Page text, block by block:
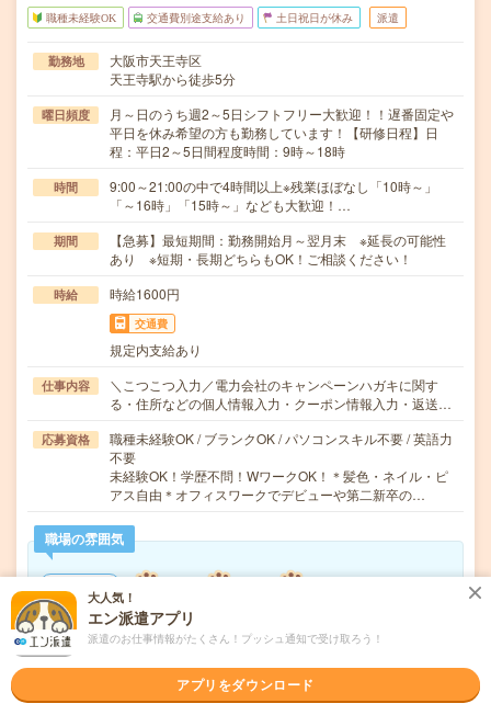
職種未経験OK 交通費別途支給あり 土日祝日が休み 派遣
勤務地
大阪市天王寺区
天王寺駅から徒歩5分
曜日頻度
月～日のうち週2～5日シフトフリー大歓迎！！遅番固定や
平日を休み希望の方も勤務しています！【研修日程】日
程：平日2～5日間程度時間：9時～18時
時間
9:00～21:00の中で4時間以上※残業ほぼなし「10時～」
「～16時」「15時～」なども大歓迎！…
期間
【急募】最短期間：勤務開始月～翌月末 ※延長の可能性
あり ※短期・長期どちらもOK！ご相談ください！
時給 時給1600円
交通費
規定内支給あり
仕事内容
＼こつこつ入力／電力会社のキャンペーンハガキに関す
る・住所などの個人情報入力・クーポン情報入力・返送…
応募資格
職種未経験OK / ブランクOK / パソコンスキル不要 / 英語力
不要
未経験OK！学歴不問！WワークOK！＊髪色・ネイル・ピ
アス自由＊オフィスワークでデビューや第二新卒の…
職場の雰囲気
20代
男女比率
もっと見る
大人気！
エン派遣アプリ
派遣のお仕事情報がたくさん！プッシュ通知で受け取ろう！
アプリをダウンロード